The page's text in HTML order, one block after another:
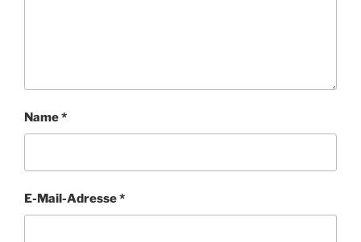
Name*
E-Mail-Adresse*